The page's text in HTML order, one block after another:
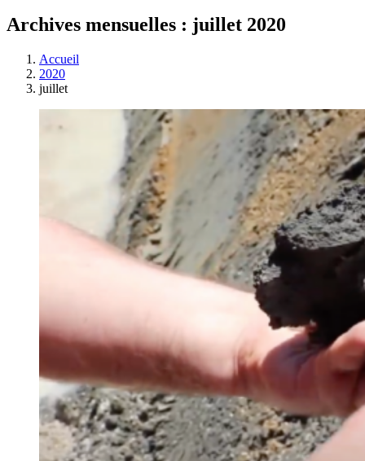
Archives mensuelles : juillet 2020
Accueil
2020
juillet